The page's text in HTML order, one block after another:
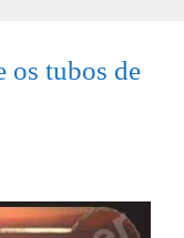
os tubos de